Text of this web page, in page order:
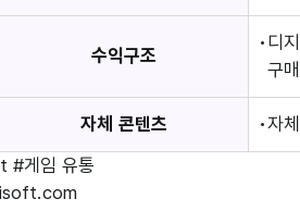
수익구조
디
구
자체 콘텐츠
자
#게임 유통